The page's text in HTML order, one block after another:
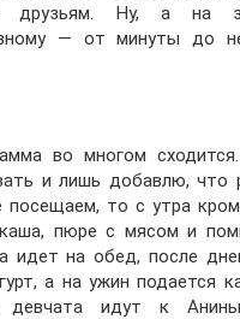
друзьям. Ну, а на
— от минуты до
во многом
и лишь добавлю, что
то с утра
пюре с мясом и
идет на обед, после
а на ужин подается
девчата идут к